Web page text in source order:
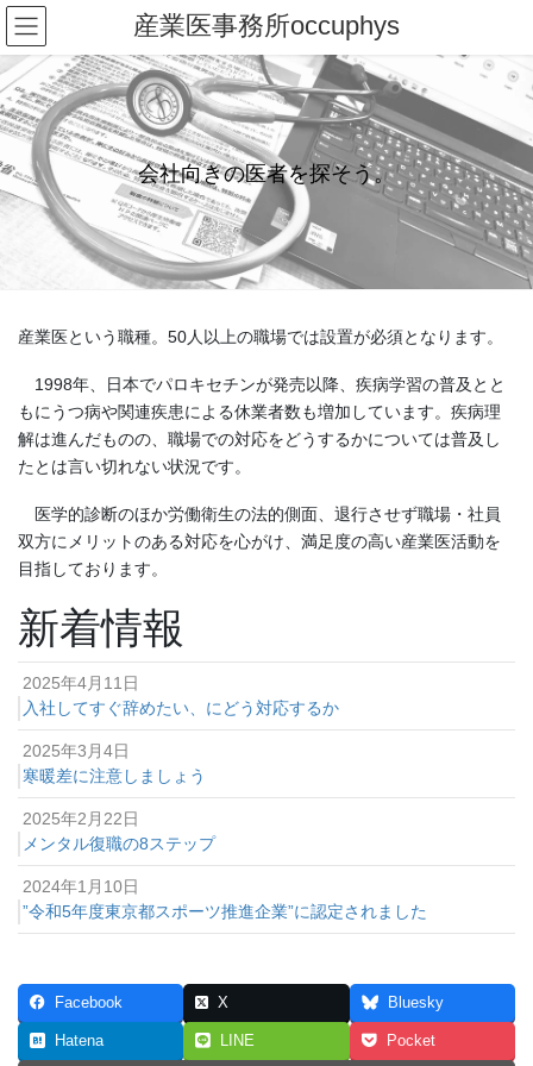
コ
ン
テ
ン
ツ
へ
ス
キ
ッ
ナ
ビ
ゲ
ー
シ
ョ
ン
に
移
産業医事務所occuphys
会社向きの医者を探そう。
産業医という職種。50人以上の職場では設置が必須となります。
1998年、日本でパロキセチンが発売以降、疾病学習の普及とと
もにうつ病や関連疾患による休業者数も増加しています。疾病理
解は進んだものの、職場での対応をどうするかについては普及し
たとは言い切れない状況です。
医学的診断のほか労働衛生の法的側面、退行させず職場・社員
双方にメリットのある対応を心がけ、満足度の高い産業医活動を
目指しております。
新着情報
2025年4月11日
入社してすぐ辞めたい、にどう対応するか
2025年3月4日
寒暖差に注意しましょう
2025年2月22日
メンタル復職の8ステップ
2024年1月10日
”令和5年度東京都スポーツ推進企業”に認定されました
Facebook X Bluesky
Hatena LINE Pocket